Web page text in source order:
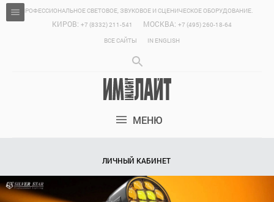
ПРОФЕССИОНАЛЬНОЕ СВЕТОВОЕ, ЗВУКОВОЕ И СЦЕНИЧЕСКОЕ ОБОРУДОВАНИЕ.
КИРОВ: +7 (8332) 211-541 МОСКВА: +7 (495) 260-18-64
ВСЕ САЙТЫ
IN ENGLISH
МЕНЮ
ЛИЧНЫЙ КАБИНЕТ